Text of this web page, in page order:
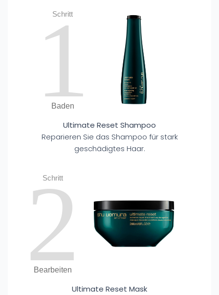
Schritt
1
Baden
Ultimate Reset Shampoo
Reparieren Sie das Shampoo für stark
geschädigtes Haar.
Schritt
2
Bearbeiten
Ultimate Reset Mask